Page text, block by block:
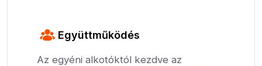
Együttműködés
Az egyéni alkotóktól kezdve az